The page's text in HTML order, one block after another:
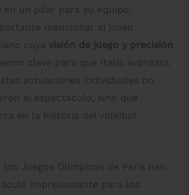
en un pilar para su equipo.
mencionar al joven
cuya visión de juego y precisión
clave para que Italia avanzara
actuaciones individuales no
el espectáculo, sino que
en la historia del voleibol
los Juegos Olímpicos de París han
impresionante para los